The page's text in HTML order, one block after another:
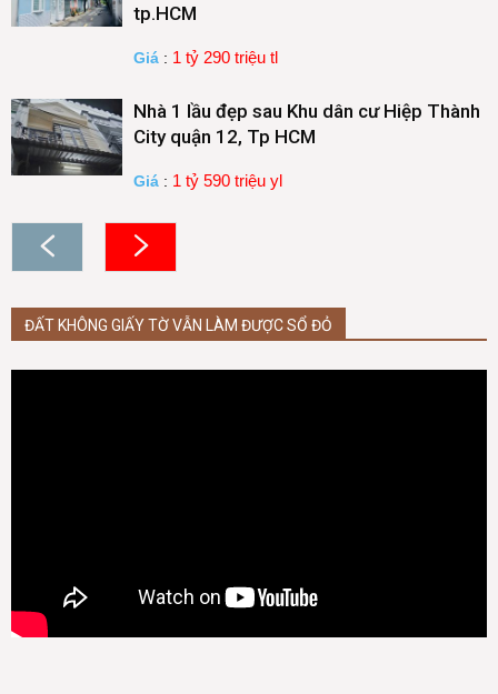
tp.HCM
Giá : 1 tỷ 290 triệu tl
Nhà 1 lầu đẹp sau Khu dân cư Hiệp Thành
City quận 12, Tp HCM
Giá : 1 tỷ 590 triệu yl
ĐẤT KHÔNG GIẤY TỜ VẪN LÀM ĐƯỢC SỔ ĐỎ